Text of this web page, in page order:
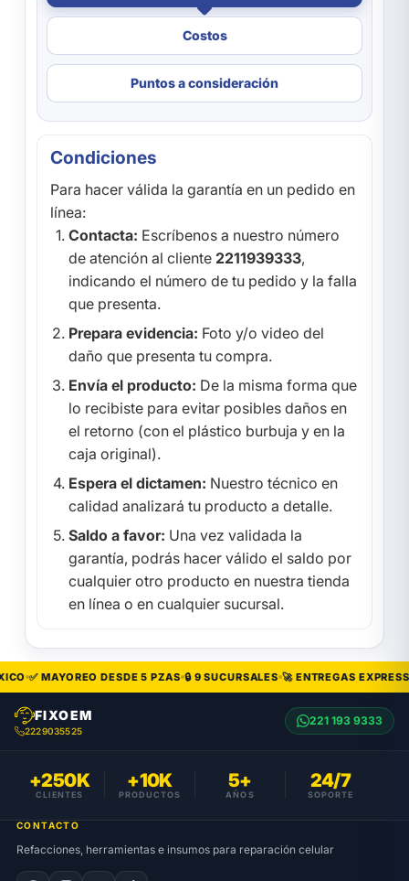
Costos
Puntos a consideración
Condiciones
Para hacer válida la garantía en un pedido en
línea:
Contacta: Escríbenos a nuestro número
de atención al cliente 2211939333,
indicando el número de tu pedido y la falla
que presenta.
Prepara evidencia: Foto y/o video del
daño que presenta tu compra.
Envía el producto: De la misma forma que
lo recibiste para evitar posibles daños en
el retorno (con el plástico burbuja y en la
caja original).
Espera el dictamen: Nuestro técnico en
calidad analizará tu producto a detalle.
Saldo a favor: Una vez validada la
garantía, podrás hacer válido el saldo por
cualquier otro producto en nuestra tienda
en línea o en cualquier sucursal.
✅ MAYOREO DESDE 5 PZAS 🔒 9 SUCURSALES 🚀 ENTREGAS EXPRESS
FIXOEM
2229035525
221 193 9333
+250K
CLIENTES
+10K
PRODUCTOS
5+
AÑOS
24/7
SOPORTE
CONTACTO
Refacciones, herramientas e insumos para reparación celular